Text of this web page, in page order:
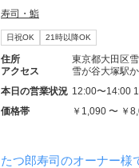
寿司・鮨
日祝OK 21時以降OK
住所
東京都大田区
アクセス
雪が谷大塚駅
本日の営業状況 12:00〜14:00
価格帯
￥1,090 〜 ￥
たつ郎寿司のオーナー様